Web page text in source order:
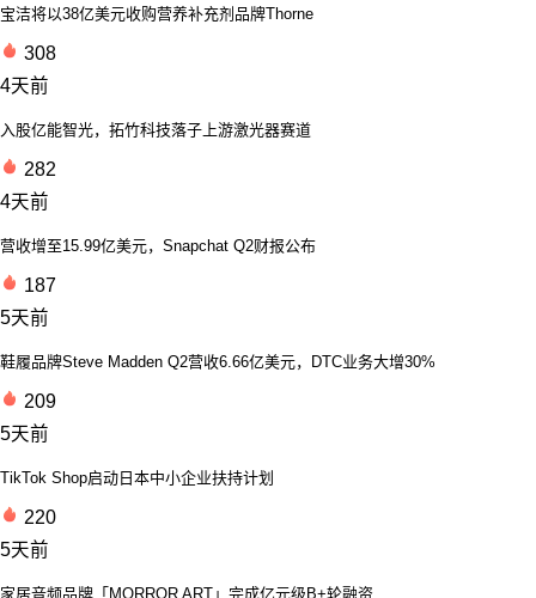
宝洁将以38亿美元收购营养补充剂品牌Thorne
308
4天前
入股亿能智光，拓竹科技落子上游激光器赛道
282
4天前
营收增至15.99亿美元，Snapchat Q2财报公布
187
5天前
鞋履品牌Steve Madden Q2营收6.66亿美元，DTC业务大增30%
209
5天前
TikTok Shop启动日本中小企业扶持计划
220
5天前
家居音频品牌「MORROR ART」完成亿元级B+轮融资